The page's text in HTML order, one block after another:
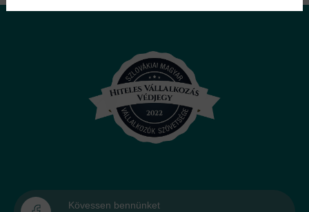
Kövessen bennünket